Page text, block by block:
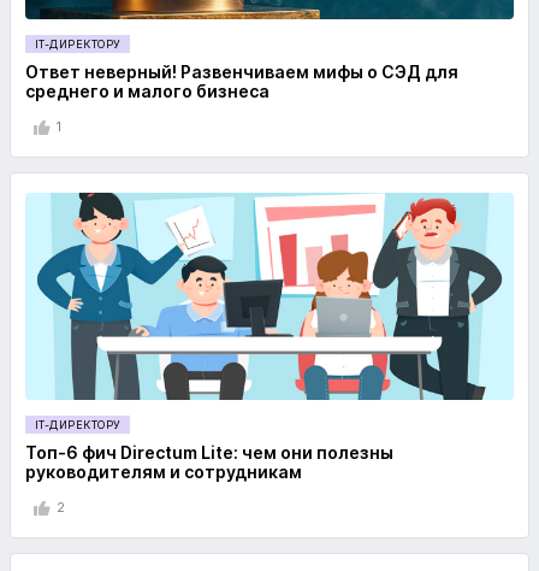
IT-ДИРЕКТОРУ
Ответ неверный! Развенчиваем мифы о СЭД для
среднего и малого бизнеса
1
IT-ДИРЕКТОРУ
Топ-6 фич Directum Lite: чем они полезны
руководителям и сотрудникам
2